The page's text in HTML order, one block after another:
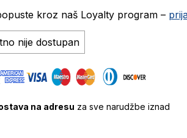
kroz naš Loyalty program –
nije dostupan
na adresu za sve narudžbe iznad